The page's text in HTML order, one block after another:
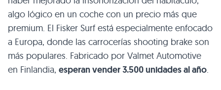
algo lógico en un coche con un precio más que
premium. El Fisker Surf está especialmente enfocado
a Europa, donde las carrocerías shooting brake son
más populares. Fabricado por Valmet Automotive
en Finlandia, esperan vender 3.500 unidades al año.